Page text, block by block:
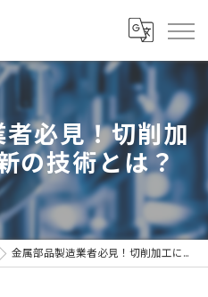
必見！切削加
の技術とは？
金属部品製造業者必見！切削加工における最新の技術とは？